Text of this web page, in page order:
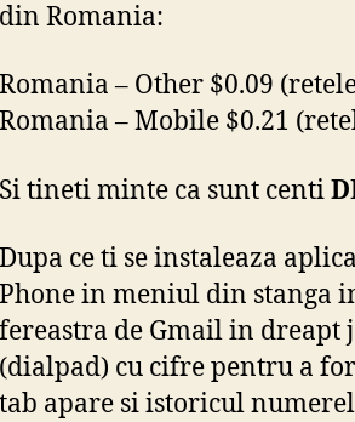
din Romania:
Romania – Other $0.09
Romania – Mobile $0.21
Si tineti minte ca sunt centi
Dupa ce ti se instaleaza
Phone in meniul din stanga
fereastra de Gmail in dreapt
(dialpad) cu cifre pentru a
tab apare si istoricul